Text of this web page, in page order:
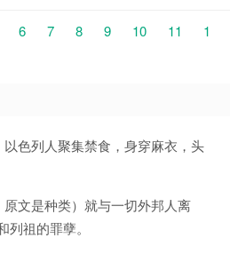
6 7 8 9 10 11
1
色列人聚集禁食，身穿麻衣，头
文是种类）就与一切外邦人离
祖的罪孽。